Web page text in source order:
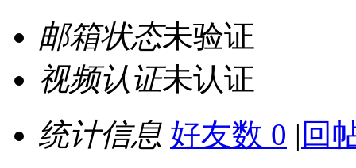
邮箱状态未验证
视频认证未认证
统计信息 好友数 0 | 回